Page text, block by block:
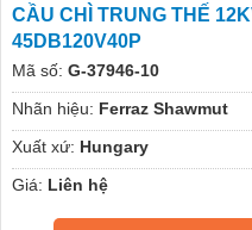
CẦU CHÌ TRUNG THẾ
45DB120V40P
Mã số: G-37946-10
Nhãn hiệu: Ferraz Shawmut
Xuất xứ: Hungary
Giá: Liên hệ